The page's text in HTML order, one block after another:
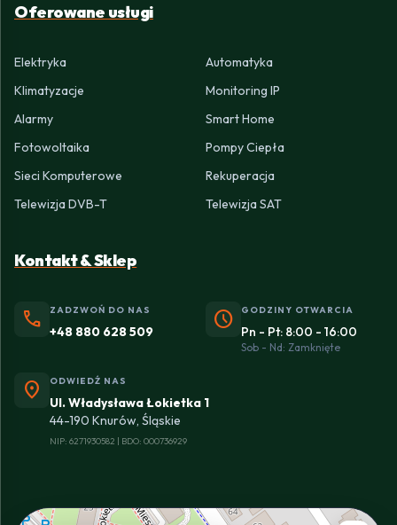
Oferowane usługi
Elektryka
Automatyka
Klimatyzacje
Monitoring IP
Alarmy
Smart Home
Fotowoltaika
Pompy Ciepła
Sieci Komputerowe
Rekuperacja
Telewizja DVB-T
Telewizja SAT
Kontakt & Sklep
phone ZADZWOŃ DO NAS
+48 880 628 509 schedule GODZINY OTWARCIA
Pn - Pt: 8:00 - 16:00
Sob - Nd: Zamknięte
location_on ODWIEDŹ NAS
Ul. Władysława Łokietka 1
44-190 Knurów, Śląskie
NIP: 6271930582 | BDO: 000736929